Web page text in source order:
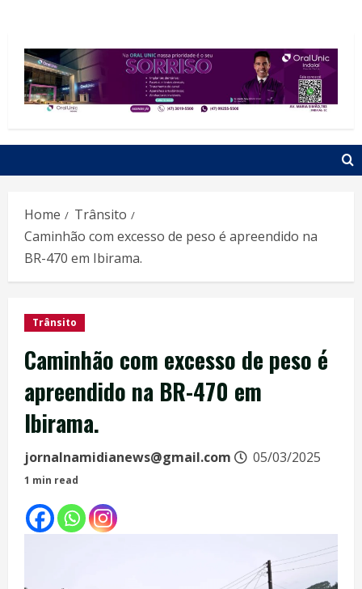
Home
Trânsito
Caminhão com excesso de peso é apreendido na
BR-470 em Ibirama.
Trânsito
Caminhão com excesso de peso é
apreendido na BR-470 em
Ibirama.
jornalnamidianews@gmail.com 05/03/2025
1 min read